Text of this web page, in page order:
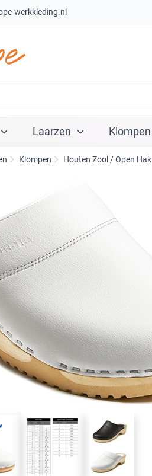
werkkleding.nl
Laarzen Klompen
Klompen Houten Zool / Open Hak